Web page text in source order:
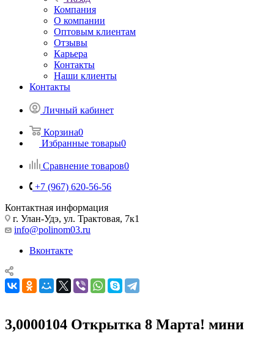
Компания
О компании
Оптовым клиентам
Отзывы
Карьера
Контакты
Наши клиенты
Контакты
Личный кабинет
Корзина0
Избранные товары0
Сравнение товаров0
+7 (967) 620-56-56
Контактная информация
г. Улан-Удэ, ул. Трактовая, 7к1
info@polinom03.ru
Вконтакте
3,0000104 Открытка 8 Марта! мини